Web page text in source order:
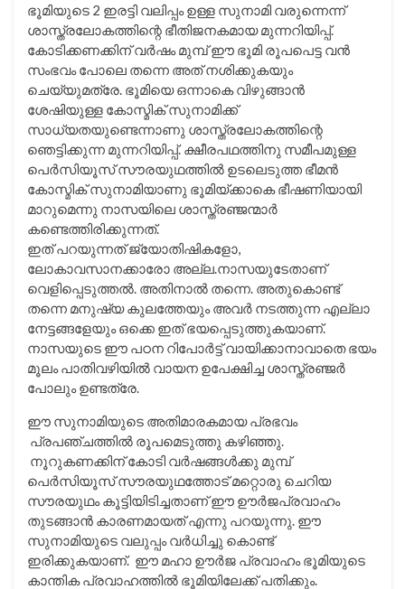
ഭൂമിയുടെ 2 ഇരട്ടി വലിപ്പം ഉള്ള സുനാമി വരുന്നെന്ന്
ശാസ്ത്രലോകത്തിന്റെ ഭീതിജനകമായ മുന്നറിയിപ്പ്.
കോടിക്കണക്കിന്‌ വർഷം മുമ്പ് ഈ ഭൂമി രൂപപെട്ട വൻ
സംഭവം പോലെ തന്നെ അത് നശിക്കുകയും
ചെയ്യുമത്രേ. ഭൂമിയെ ഒന്നാകെ വിഴുങ്ങാന്‍
ശേഷിയുള്ള കോസ്മിക് സുനാമിക്ക്
സാധ്യതയുണ്ടെന്നാണു ശാസ്ത്രലോകത്തിന്റെ
ഞെട്ടിക്കുന്ന മുന്നറിയിപ്പ്. ക്ഷീരപഥത്തിനു സമീപമുള്ള
പെര്‍സിയൂസ് സൗരയുഥത്തില്‍ ഉടലെടുത്ത ഭീമന്‍
കോസ്മിക് സുനാമിയാണു ഭൂമിയ്ക്കാകെ ഭീഷണിയായി
മാറുമെന്നു നാസയിലെ ശാസ്ത്രഞ്ജന്മാര്‍
കണ്ടെത്തിരിക്കുന്നത്.
ഇത് പറയുന്നത് ജ്യോതിഷികളോ,
ലോകാവസാനക്കാരോ അല്ല.നാസയുടേതാണ്‌
വെളിപ്പെടുത്തൽ. അതിനാൽ തന്നെ. അതുകൊണ്ട്
തന്നെ മനുഷ്യ കുലത്തേയും അവർ നടത്തുന്ന എല്ലാ
നേട്ടങ്ങളേയും ഒക്കെ ഇത് ഭയപ്പെടുത്തുകയാണ്‌.
നാസയുടെ ഈ പഠന റിപോർട്ട് വായിക്കാനാവാതെ ഭയം
മൂലം പാതിവഴിയിൽ വായന ഉപേക്ഷിച്ച ശാസ്ത്രഞ്ജർ
പോലും ഉണ്ടത്രേ.
ഈ സുനാമിയുടെ അതിമാരകമായ പ്രഭവം
പ്രപഞ്ചത്തിൽ രൂപമെടുത്തു കഴിഞ്ഞു.
നൂറുകണക്കിന് കോടി വര്‍ഷങ്ങള്‍ക്കു മുമ്പ്
പെര്‍സിയൂസ് സൗരയുഥത്തോട് മറ്റൊരു ചെറിയ
സൗരയുഥം കൂട്ടിയിടിച്ചതാണ് ഈ ഊര്‍ജപ്രവാഹം
തുടങ്ങാന്‍ കാരണമായത് എന്നു പറയുന്നു. ഈ
സുനാമിയുടെ വലുപ്പം വര്‍ധിച്ചു കൊണ്ട്
ഇരിക്കുകയാണ്. ഈ മഹാ ഊർജ പ്രവാഹം ഭൂമിയുടെ
കാന്തിക പ്രവാഹത്തിൽ ഭൂമിയിലേക്ക് പതിക്കും.